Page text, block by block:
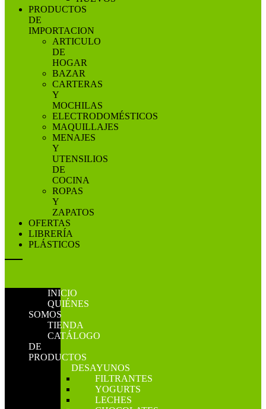
PRODUCTOS
DE
IMPORTACION
ARTICULO
DE
HOGAR
BAZAR
CARTERAS
Y
MOCHILAS
ELECTRODOMÉSTICOS
MAQUILLAJES
MENAJES
Y
UTENSILIOS
DE
COCINA
ROPAS
Y
ZAPATOS
OFERTAS
LIBRERÍA
PLÁSTICOS
INICIO
QUIÉNES
SOMOS
TIENDA
CATÁLOGO
DE
PRODUCTOS
DESAYUNOS
FILTRANTES
YOGURTS
LECHES